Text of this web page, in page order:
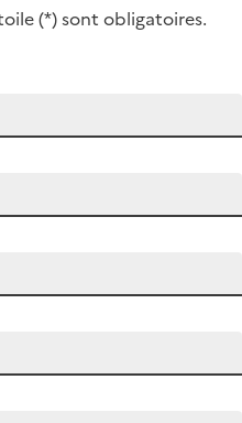
(*) sont obligatoires.